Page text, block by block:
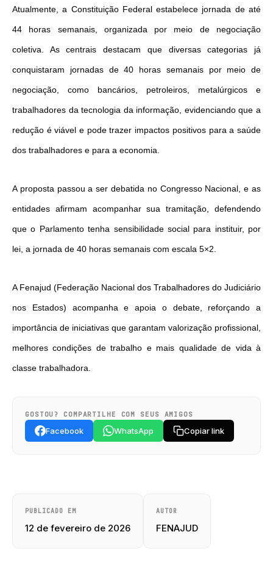
Atualmente, a Constituição Federal estabelece jornada de até
44 horas semanais, organizada por meio de negociação
coletiva. As centrais destacam que diversas categorias já
conquistaram jornadas de 40 horas semanais por meio de
negociação, como bancários, petroleiros, metalúrgicos e
trabalhadores da tecnologia da informação, evidenciando que a
redução é viável e pode trazer impactos positivos para a saúde
dos trabalhadores e para a economia.
A proposta passou a ser debatida no Congresso Nacional, e as
entidades afirmam acompanhar sua tramitação, defendendo
que o Parlamento tenha sensibilidade social para instituir, por
lei, a jornada de 40 horas semanais com escala 5×2.
A Fenajud (Federação Nacional dos Trabalhadores do Judiciário
nos Estados) acompanha e apoia o debate, reforçando a
importância de iniciativas que garantam valorização profissional,
melhores condições de trabalho e mais qualidade de vida à
classe trabalhadora.
GOSTOU? COMPARTILHE COM SEUS AMIGOS
Facebook WhatsApp Copiar link
PUBLICADO EM
12 de fevereiro de 2026
AUTOR
FENAJUD